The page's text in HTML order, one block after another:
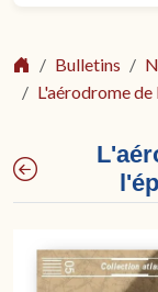
Bulletins
L'aérodrome de